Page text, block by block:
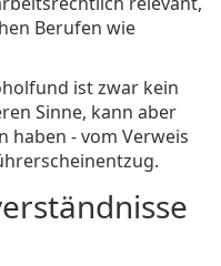
Berufen wie
ist zwar kein
Sinne, kann aber
haben - vom Verweis